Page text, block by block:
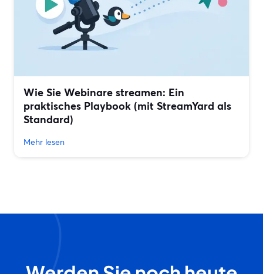
Wie Sie Webinare streamen: Ein
praktisches Playbook (mit StreamYard als
Standard)
Mehr lesen